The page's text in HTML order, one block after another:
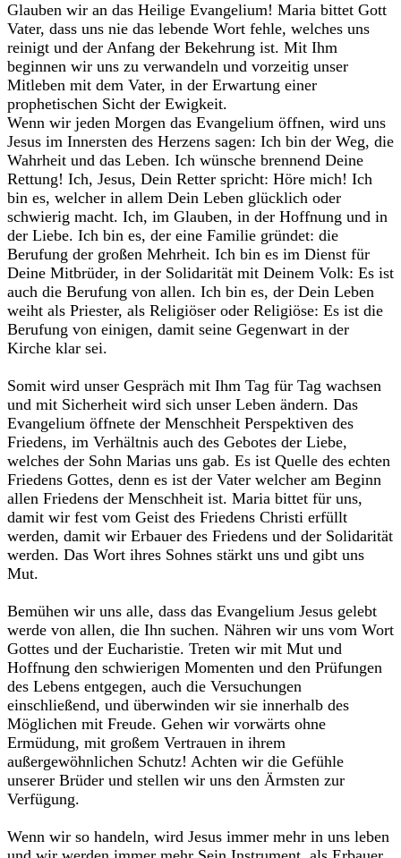
Glauben wir an das Heilige Evangelium! Maria bittet Gott
Vater, dass uns nie das lebende Wort fehle, welches uns
reinigt und der Anfang der Bekehrung ist. Mit Ihm
beginnen wir uns zu verwandeln und vorzeitig unser
Mitleben mit dem Vater, in der Erwartung einer
prophetischen Sicht der Ewigkeit.
Wenn wir jeden Morgen das Evangelium öffnen, wird uns
Jesus im Innersten des Herzens sagen: Ich bin der Weg, die
Wahrheit und das Leben. Ich wünsche brennend Deine
Rettung! Ich, Jesus, Dein Retter spricht: Höre mich! Ich
bin es, welcher in allem Dein Leben glücklich oder
schwierig macht. Ich, im Glauben, in der Hoffnung und in
der Liebe. Ich bin es, der eine Familie gründet: die
Berufung der großen Mehrheit. Ich bin es im Dienst für
Deine Mitbrüder, in der Solidarität mit Deinem Volk: Es ist
auch die Berufung von allen. Ich bin es, der Dein Leben
weiht als Priester, als Religiöser oder Religiöse: Es ist die
Berufung von einigen, damit seine Gegenwart in der
Kirche klar sei.
Somit wird unser Gespräch mit Ihm Tag für Tag wachsen
und mit Sicherheit wird sich unser Leben ändern. Das
Evangelium öffnete der Menschheit Perspektiven des
Friedens, im Verhältnis auch des Gebotes der Liebe,
welches der Sohn Marias uns gab. Es ist Quelle des echten
Friedens Gottes, denn es ist der Vater welcher am Beginn
allen Friedens der Menschheit ist. Maria bittet für uns,
damit wir fest vom Geist des Friedens Christi erfüllt
werden, damit wir Erbauer des Friedens und der Solidarität
werden. Das Wort ihres Sohnes stärkt uns und gibt uns
Mut.
Bemühen wir uns alle, dass das Evangelium Jesus gelebt
werde von allen, die Ihn suchen. Nähren wir uns vom Wort
Gottes und der Eucharistie. Treten wir mit Mut und
Hoffnung den schwierigen Momenten und den Prüfungen
des Lebens entgegen, auch die Versuchungen
einschließend, und überwinden wir sie innerhalb des
Möglichen mit Freude. Gehen wir vorwärts ohne
Ermüdung, mit großem Vertrauen in ihrem
außergewöhnlichen Schutz! Achten wir die Gefühle
unserer Brüder und stellen wir uns den Ärmsten zur
Verfügung.
Wenn wir so handeln, wird Jesus immer mehr in uns leben